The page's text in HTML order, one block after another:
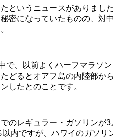
いうニュースがありま
になっていたものの、
、以前よくハーフマラソ
るとオアフ島の内陸部
したとのことです。
レギュラー・ガソリン
内ですが、ハワイのガソ